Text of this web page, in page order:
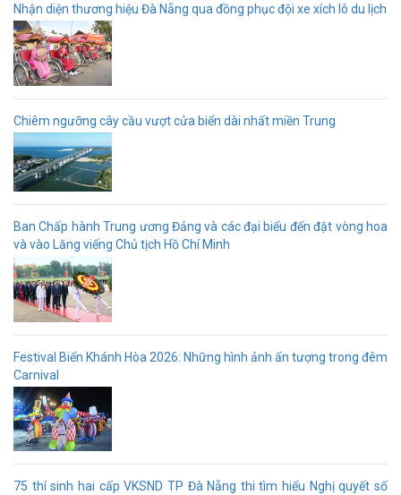
Nhận diện thương hiệu Đà Nẵng qua đồng phục đội xe xích lô du lịch
Chiêm ngưỡng cây cầu vượt cửa biển dài nhất miền Trung
Ban Chấp hành Trung ương Đảng và các đại biểu đến đặt vòng hoa
và vào Lăng viếng Chủ tịch Hồ Chí Minh
Festival Biển Khánh Hòa 2026: Những hình ảnh ấn tượng trong đêm
Carnival
75 thí sinh hai cấp VKSND TP Đà Nẵng thi tìm hiểu Nghị quyết số